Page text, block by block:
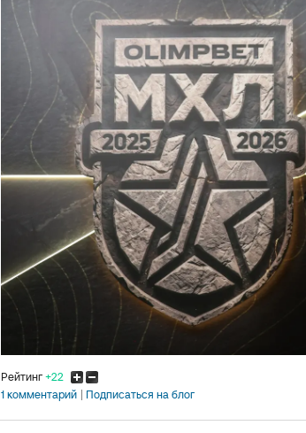
Рейтинг+22
1 комментарий
Подписаться на блог